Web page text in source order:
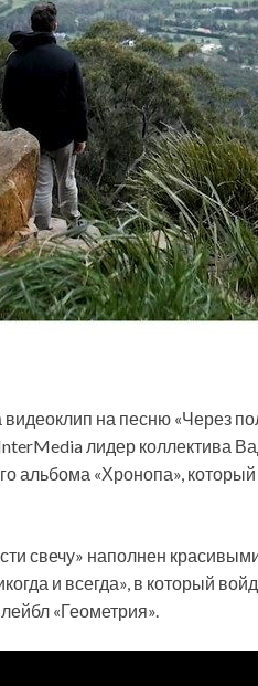
на песню «Через
InterMedia лидер коллектива
альбома «Хронопа»,
свечу» наполнен
и всегда», в который
«Геометрия».